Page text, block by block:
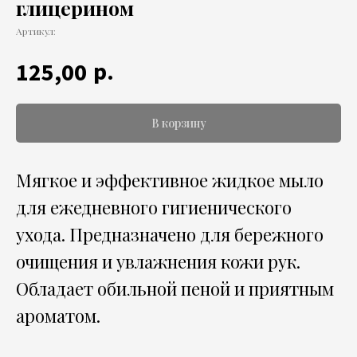
глицерином
Артикул:
125,00 р.
В корзину
Мягкое и эффективное жидкое мыло
для ежедневного гигиенического
ухода. Предназначено для бережного
очищения и увлажнения кожи рук.
Обладает обильной пеной и приятным
ароматом.